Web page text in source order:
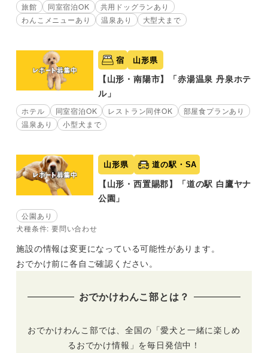
旅館 同室宿泊OK
共用ドッグランあり
わんこメニューあり
温泉あり 大型犬まで
宿 山形県
【山形・南陽市】「赤湯温泉 丹泉ホテ
ル」
ホテル 同室宿泊OK レストラン同伴OK
部屋食プランあり
温泉あり
小型犬まで
山形県 道の駅・SA
【山形・西置賜郡】「道の駅 白鷹ヤナ
公園」
公園あり
犬種条件: 要問い合わせ
施設の情報は変更になっている可能性があります。
おでかけ前に各自ご確認ください。
おでかけわんこ部とは？
おでかけわんこ部では、全国の「愛犬と一緒に楽しめ
るおでかけ情報」を毎日発信中！